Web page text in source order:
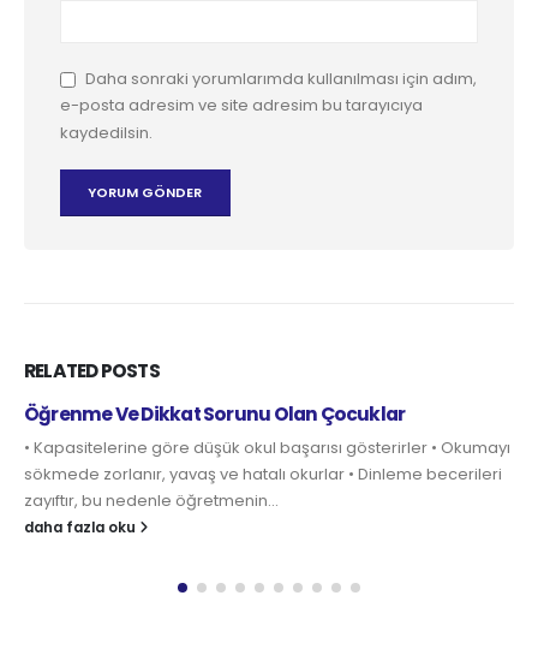
Daha sonraki yorumlarımda kullanılması için adım,
e-posta adresim ve site adresim bu tarayıcıya
kaydedilsin.
RELATEDPOSTS
Çocuklar
gösterirler • Okumayı
• Dinleme becerileri
ÇOCUKLARINIZI İNTERNET
Bir pazar günü, akşam üzeri
da kızımın tablet bilgisayarından
bilgisayarına gelen mesajlar...